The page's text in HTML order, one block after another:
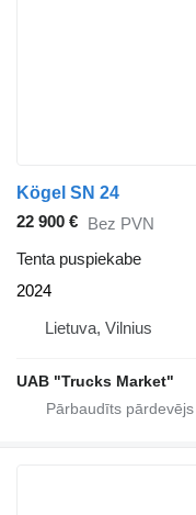
Kögel SN 24
22 900 € Bez PVN
Tenta puspiekabe
2024
Lietuva, Vilnius
UAB "Trucks Market"